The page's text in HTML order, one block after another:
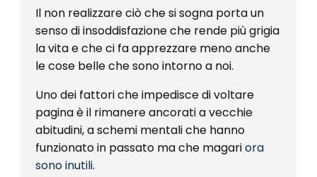
Il non realizzare ciò che si sogna porta un
senso di insoddisfazione che rende più grigia
la vita e che ci fa apprezzare meno anche
le cose belle che sono intorno a noi.
Uno dei fattori che impedisce di voltare
pagina è il rimanere ancorati a vecchie
abitudini, a schemi mentali che hanno
funzionato in passato ma che magariora
sono inutili.